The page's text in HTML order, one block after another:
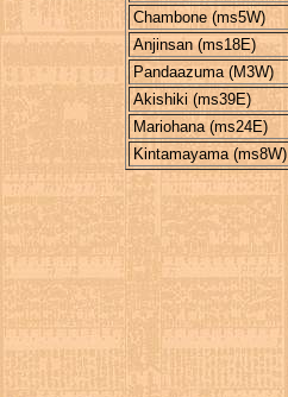
Chambone (ms5W)
Anjinsan (ms18E)
Pandaazuma (M3W)
Akishiki (ms39E)
Mariohana (ms24E)
Kintamayama (ms8W)